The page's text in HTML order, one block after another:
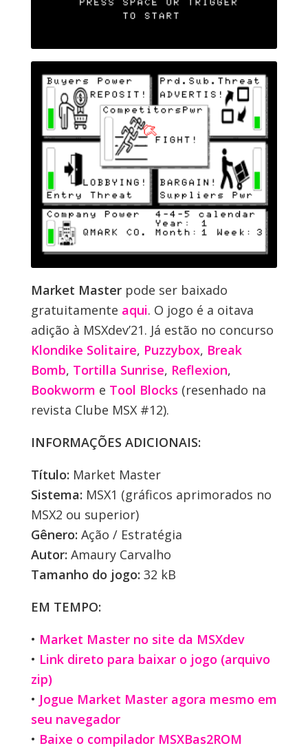
Market Masterpode ser baixado
gratuitamente aqui. O jogo é a oitava
adição à MSXdev’21. Já estão no concurso
Klondike Solitaire, Puzzybox, Break
Bomb, Tortilla Sunrise, Reflexion,
Bookworm e Tool Blocks (resenhado na
revista Clube MSX #12).
INFORMAÇÕES ADICIONAIS:
Título: Market Master
Sistema: MSX1 (gráficos aprimorados no
MSX2 ou superior)
Gênero: Ação / Estratégia
Autor: Amaury Carvalho
Tamanho do jogo: 32 kB
EM TEMPO:
• Market Master no site da MSXdev
• Link direto para baixar o jogo (arquivo
zip)
• Jogue Market Master agora mesmo em
seu navegador
• Baixe o compilador MSXBas2ROM